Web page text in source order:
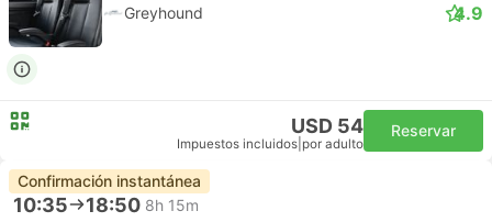
Greyhound 4.9
USD 54
Impuestos incluidos por adulto
Reservar
Confirmación instantánea
10:35 18:50 8h 15m